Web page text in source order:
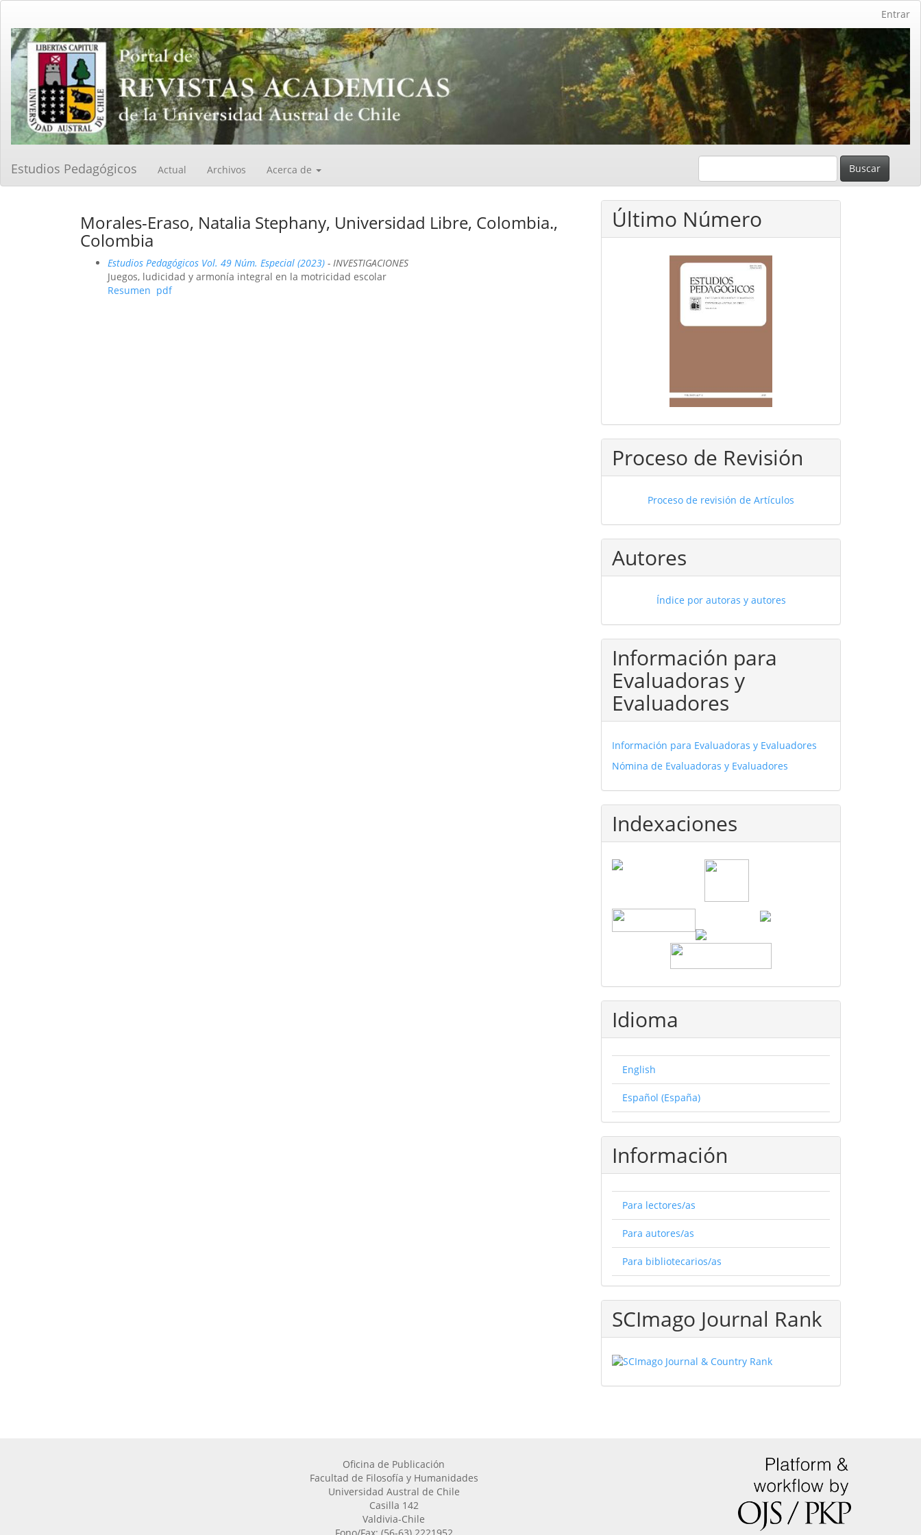
Contenido
principal
Barra
lateral
Entrar
Estudios Pedagógicos Actual Archivos Acerca de Buscar
Morales-Eraso, Natalia Stephany, Universidad Libre, Colombia.,
Colombia
Estudios Pedagógicos Vol. 49 Núm. Especial (2023) - INVESTIGACIONES
Juegos, ludicidad y armonía integral en la motricidad escolar
Resumen pdf
Último Número
Proceso de Revisión
Proceso de revisión de Artículos
Autores
Índice por autoras y autores
Información para
Evaluadoras y
Evaluadores
Información para Evaluadoras y Evaluadores
Nómina de Evaluadoras y Evaluadores
Indexaciones
Idioma
English
Español (España)
Información
Para lectores/as
Para autores/as
Para bibliotecarios/as
SCImago Journal Rank
Oficina de Publicación
Facultad de Filosofía y Humanidades
Universidad Austral de Chile
Casilla 142
Valdivia-Chile